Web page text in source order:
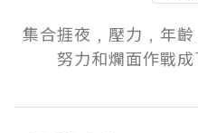
集合捱夜﹐壓力﹐年
努力和爛面作戰